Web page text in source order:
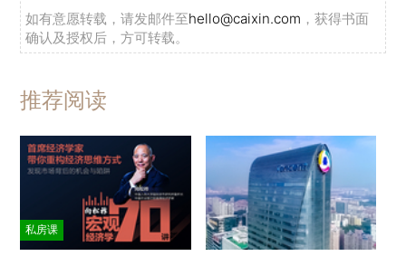
如有意愿转载，请发邮件至hello@caixin.com ，获得书面
确认及授权后，方可转载。
推荐阅读
私房课